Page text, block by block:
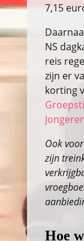
7,15
NS
reis
zijn er
korting
Ook
zijn
Hoe